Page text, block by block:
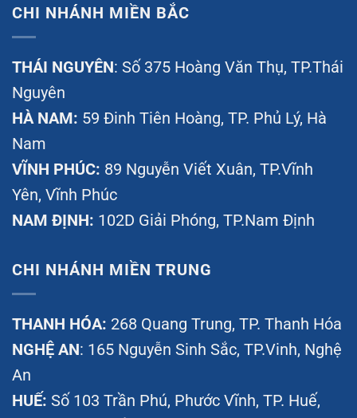
CHI NHÁNH MIỀN BẮC
THÁI NGUYÊN: Số 375 Hoàng Văn Thụ, TP.Thái
Nguyên
HÀ NAM: 59 Đinh Tiên Hoàng, TP. Phủ Lý, Hà
Nam
VĨNH PHÚC: 89 Nguyễn Viết Xuân, TP.Vĩnh
Yên, Vĩnh Phúc
NAM ĐỊNH: 102D Giải Phóng, TP.Nam Định
CHI NHÁNH MIỀN TRUNG
THANH HÓA: 268 Quang Trung, TP. Thanh Hóa
NGHỆ AN: 165 Nguyễn Sinh Sắc, TP.Vinh, Nghệ
An
HUẾ: Số 103 Trần Phú, Phước Vĩnh, TP. Huế,